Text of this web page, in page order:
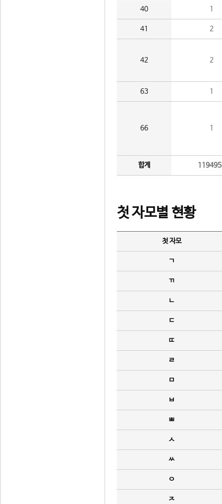
40 1
41 2
42 2
63 1
66 1
합계
첫 자모별 현황
첫 자모
ㄱ
ㄲ
ㄴ
ㄷ
ㄸ
ㄹ
ㅁ
ㅂ
ㅃ
ㅅ
ㅆ
ㅇ
ㅈ